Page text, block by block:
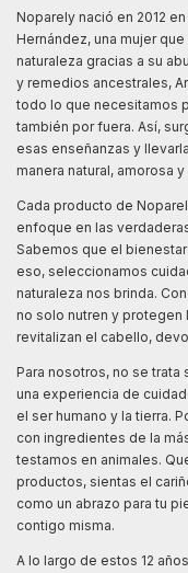
Noparely nació en 2012
Hernández, una mujer
naturaleza gracias a su
y remedios ancestrales,
todo lo que necesitamos
también por fuera. Así,
esas enseñanzas y
manera natural, amorosa
Cada producto de
enfoque en las
Sabemos que el
eso, seleccionamos
naturaleza nos brinda.
no solo nutren y protegen
revitalizan el cabello,
Para nosotros, no se
una experiencia de
el ser humano y la tierra.
con ingredientes de la
testamos en animales.
productos, sientas el
como un abrazo para tu
contigo misma.
A lo largo de estos 12